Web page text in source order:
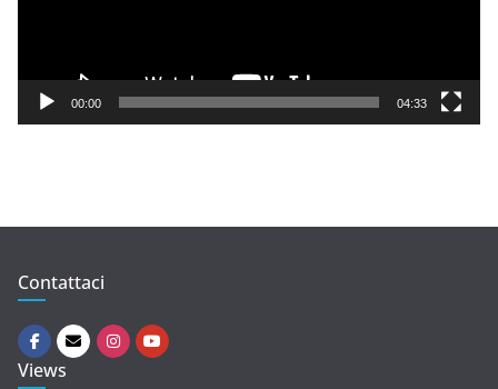
e
00:00 04:33
Contattaci
Views